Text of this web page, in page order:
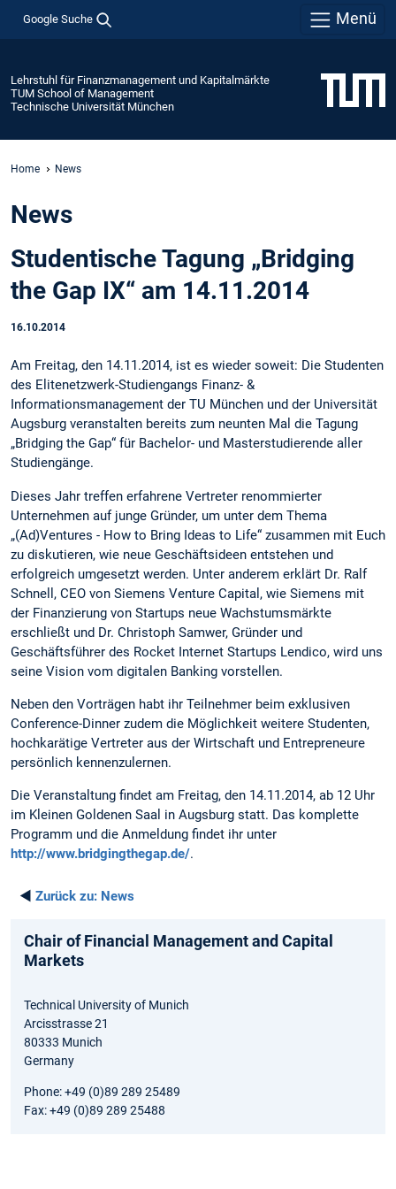
Google Suche Menü
Lehrstuhl für Finanzmanagement und Kapitalmärkte
TUM School of Management
Technische Universität München
Home News
News
Studentische Tagung „Bridging
the Gap IX“ am 14.11.2014
16.10.2014
Am Freitag, den 14.11.2014, ist es wieder soweit: Die Studenten
des Elitenetzwerk-Studiengangs Finanz- &
Informationsmanagement der TU München und der Universität
Augsburg veranstalten bereits zum neunten Mal die Tagung
„Bridging the Gap“ für Bachelor- und Masterstudierende aller
Studiengänge.
Dieses Jahr treffen erfahrene Vertreter renommierter
Unternehmen auf junge Gründer, um unter dem Thema
„(Ad)Ventures - How to Bring Ideas to Life“ zusammen mit Euch
zu diskutieren, wie neue Geschäftsideen entstehen und
erfolgreich umgesetzt werden. Unter anderem erklärt Dr. Ralf
Schnell, CEO von Siemens Venture Capital, wie Siemens mit
der Finanzierung von Startups neue Wachstumsmärkte
erschließt und Dr. Christoph Samwer, Gründer und
Geschäftsführer des Rocket Internet Startups Lendico, wird uns
seine Vision vom digitalen Banking vorstellen.
Neben den Vorträgen habt ihr Teilnehmer beim exklusiven
Conference-Dinner zudem die Möglichkeit weitere Studenten,
hochkarätige Vertreter aus der Wirtschaft und Entrepreneure
persönlich kennenzulernen.
Die Veranstaltung findet am Freitag, den 14.11.2014, ab 12 Uhr
im Kleinen Goldenen Saal in Augsburg statt. Das komplette
Programm und die Anmeldung findet ihr unter
http://www.bridgingthegap.de/.
◄ Zurück zu: News
Chair of Financial Management and Capital
Markets
Technical University of Munich
Arcisstrasse 21
80333 Munich
Germany
Phone: +49 (0)89 289 25489
Fax: +49 (0)89 289 25488